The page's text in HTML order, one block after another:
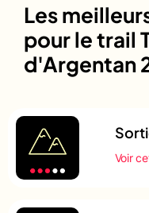
Les
pour le trail
d'Argentan
Voir